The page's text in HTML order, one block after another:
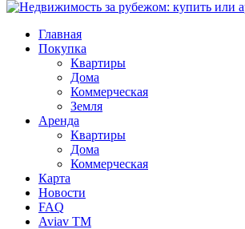
Главная
Покупка
Квартиры
Дома
Коммерческая
Земля
Аренда
Квартиры
Дома
Коммерческая
Карта
Новости
FAQ
Aviav TM